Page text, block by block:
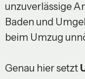
unzuverlässige
Baden und
beim Umzug
Genau hier setzt